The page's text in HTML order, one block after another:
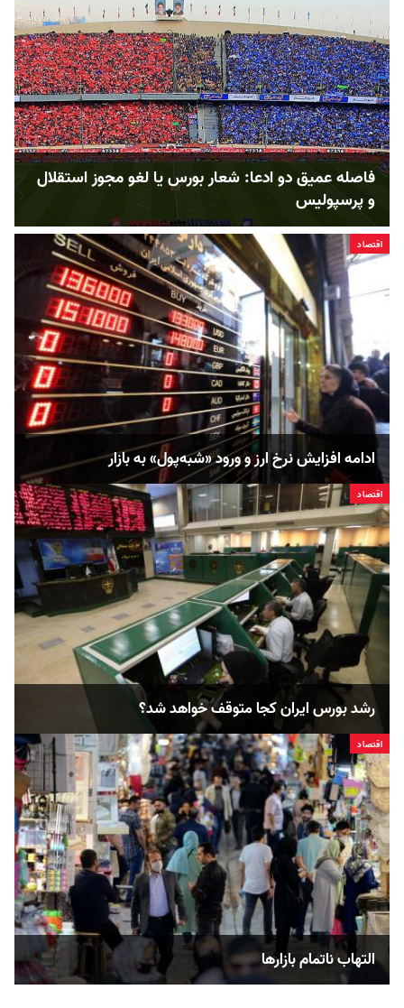
فاصله عمیق دو ادعا: شعار بورس یا لغو مجوز استقلال
و پرسپولیس
اقتصاد
ادامه افزایش نرخ ارز و ورود «شبه‌پول» به بازار
اقتصاد
رشد بورس ایران کجا متوقف خواهد شد؟
اقتصاد
التهاب ناتمام بازارها